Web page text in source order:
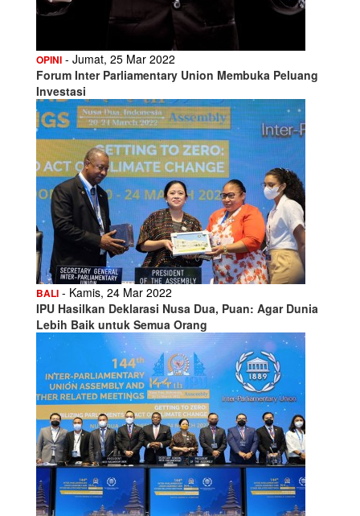
OPINI - Jumat, 25 Mar 2022
Forum Inter Parliamentary Union Membuka Peluang
Investasi
BALI - Kamis, 24 Mar 2022
IPU Hasilkan Deklarasi Nusa Dua, Puan: Agar Dunia
Lebih Baik untuk Semua Orang